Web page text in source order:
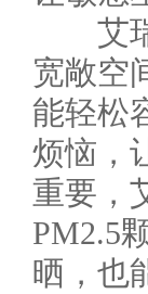
艾瑞
宽敞空
能轻松
烦恼，
重要，
PM2.5
晒，也